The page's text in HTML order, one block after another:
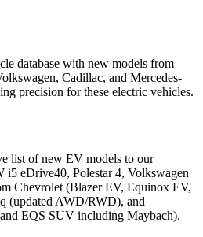
database with new models from
Cadillac, and Mercedes-
precision for these electric vehicles.
list of new EV models to our
eDrive40, Polestar 4, Volkswagen
Chevrolet (Blazer EV, Equinox EV,
(updated AWD/RWD), and
EQS SUV including Maybach).